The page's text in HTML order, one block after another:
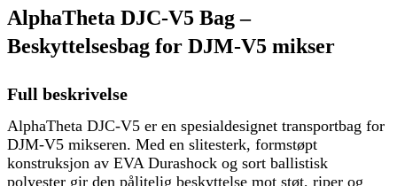
AlphaTheta DJC-V5 Bag –
Beskyttelsesbag for DJM-V5 mikser
Full beskrivelse
AlphaTheta DJC-V5 er en spesialdesignet transportbag for
DJM-V5 mikseren. Med en slitesterk, formstøpt
konstruksjon av EVA Durashock og sort ballistisk
polyester gir den pålitelig beskyttelse mot støt, riper og